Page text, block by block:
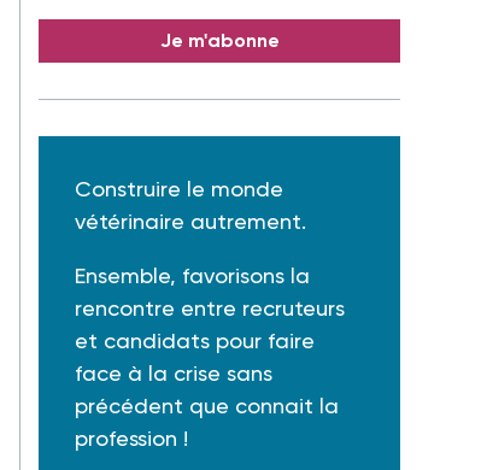
Je m'abonne
Construire le monde
vétérinaire autrement.
Ensemble, favorisons la
rencontre entre recruteurs
et candidats pour faire
face à la crise sans
précédent que connait la
profession !